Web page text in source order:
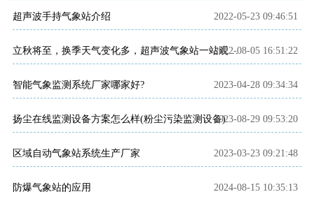
超声波手持气象站介绍 2022-05-23 09:46:51
立秋将至，换季天气变化多，超声波气象站一站观测~
2022-08-05 16:51:22
智能气象监测系统厂家哪家好? 2023-04-28 09:34:34
扬尘在线监测设备方案怎么样(粉尘污染监测设备)2023-08-29 09:53:20
区域自动气象站系统生产厂家 2023-03-23 09:21:48
防爆气象站的应用 2024-08-15 10:35:13